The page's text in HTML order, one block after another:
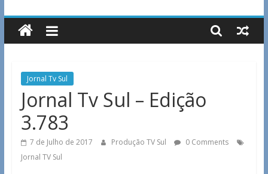
TV
Sul
Notícias
Guaxupé
região.
Jornal Tv Sul
Jornal Tv Sul – Edição
3.783
7 de Julho de 2017 Produção TV Sul
0 Comments
Jornal TV Sul